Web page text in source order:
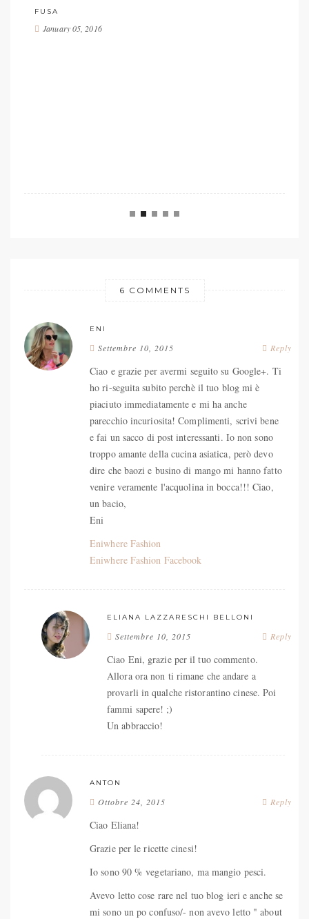
6 COMMENTS
ENI
Reply
Settembre 10, 2015
Ciao e grazie per avermi seguito su Google+. Ti
ho ri-seguita subito perchè il tuo blog mi è
piaciuto immediatamente e mi ha anche
parecchio incuriosita! Complimenti, scrivi bene
e fai un sacco di post interessanti. Io non sono
troppo amante della cucina asiatica, però devo
dire che baozi e busino di mango mi hanno fatto
venire veramente l'acquolina in bocca!!! Ciao,
un bacio,
Eni
Eniwhere Fashion
Eniwhere Fashion Facebook
ELIANA LAZZARESCHI BELLONI
Reply
Settembre 10, 2015
Ciao Eni, grazie per il tuo commento.
Allora ora non ti rimane che andare a
provarli in qualche ristorantino cinese. Poi
fammi sapere! ;)
Un abbraccio!
ANTON
Reply
Ottobre 24, 2015
Ciao Eliana!
Grazie per le ricette cinesi!
Io sono 90 % vegetariano, ma mangio pesci.
Avevo letto cose rare nel tuo blog ieri e anche se
mi sono un po confuso/- non avevo letto " about